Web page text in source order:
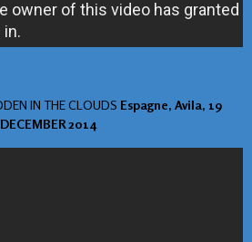
IN THE CLOUDS Espagne, Avila, 19
DECEMBER 2014